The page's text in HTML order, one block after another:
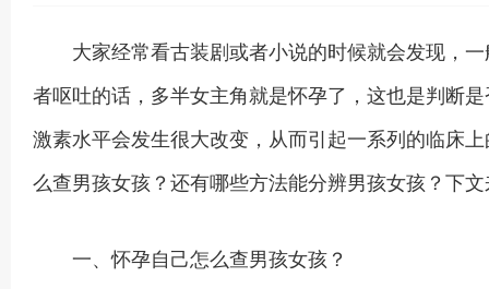
大家经常看古装剧或者小说的时候就会发现，一
者呕吐的话，多半女主角就是怀孕了，这也是判断
激素水平会发生很大改变，从而引起一系列的临床
么查男孩女孩？还有哪些方法能分辨男孩女孩？下
一、怀孕自己怎么查男孩女孩？